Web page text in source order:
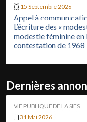
15 Septembre 2026
Appel à
L’écriture des «
modestie féminine en
contestation de 1968
Dernières
VIE PUBLIQUE DE LA SIES
31 Mai 2026